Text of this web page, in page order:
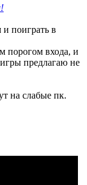
поиграть в
порогом входа, и
предлагаю не
на слабые пк.